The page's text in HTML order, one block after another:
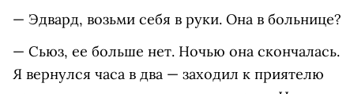
— Эдвард, возьми себя в руки. Она в больнице?
— Сьюз, ее больше нет. Ночью она скончалась.
Я вернулся часа в два — заходил к приятелю